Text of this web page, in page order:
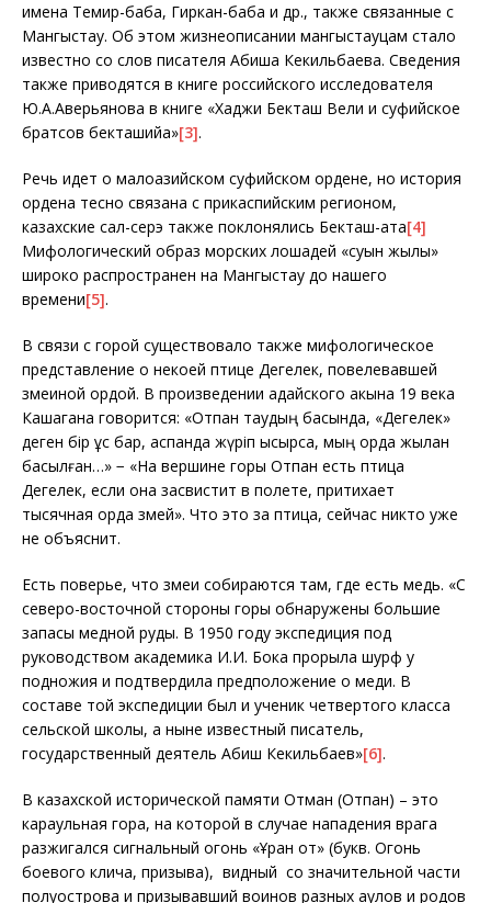
имена Темир-баба, Гиркан-баба и др., также связанные с
Мангыстау. Об этом жизнеописании мангыстауцам стало
известно со слов писателя Абиша Кекильбаева. Сведения
также приводятся в книге российского исследователя
Ю.А.Аверьянова в книге «Хаджи Бекташ Вели и суфийское
братсов бекташийа»[3].
Речь идет о малоазийском суфийском ордене, но история
ордена тесно связана с прикаспийским регионом,
казахские сал-серэ также поклонялись Бекташ-ата[4]
Мифологический образ морских лошадей «суын жылқы»
широко распространен на Мангыстау до нашего
времени[5].
В связи с горой существовало также мифологическое
представление о некоей птице Дегелек, повелевавшей
змеиной ордой. В произведении адайского акына 19 века
Кашагана говорится: «Отпан таудың басында, «Дегелек»
деген бір құс бар, аспанда жүріп ысқырса, мың орда жылан
басылған…» − «На вершине горы Отпан есть птица
Дегелек, если она засвистит в полете, притихает
тысячная орда змей». Что это за птица, сейчас никто уже
не объяснит.
Есть поверье, что змеи собираются там, где есть медь. «С
северо-восточной стороны горы обнаружены большие
запасы медной руды. В 1950 году экспедиция под
руководством академика И.И. Бока прорыла шурф у
подножия и подтвердила предположение о меди. В
составе той экспедиции был и ученик четвертого класса
сельской школы, а ныне известный писатель,
государственный деятель Абиш Кекильбаев»[6].
В казахской исторической памяти Отман (Отпан) – это
караульная гора, на которой в случае нападения врага
разжигался сигнальный огонь «Ұран от» (букв. Огонь
боевого клича, призыва), видный со значительной части
полуострова и призывавший воинов разных аулов и родов